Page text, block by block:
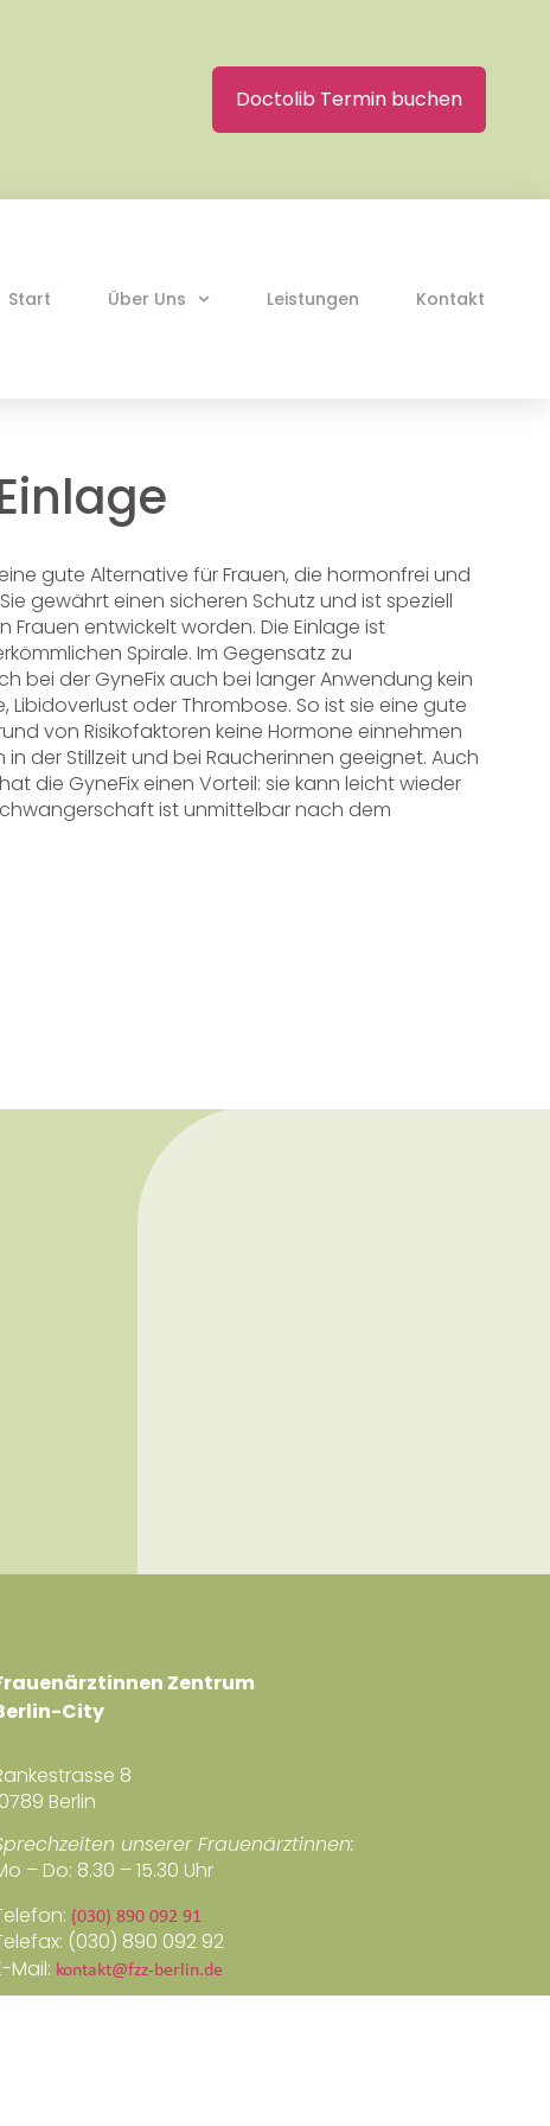
Doctolib Termin buchen
Start Über Uns Leistungen Kontakt
gute Alternative für Frauen, die hormonfrei und
gewährt einen sicheren Schutz und ist speziell
Frauen entwickelt worden. Die Einlage ist
Spirale. Im Gegensatz zu
bei der GyneFix auch bei langer Anwendung kein
Libidoverlust oder Thrombose. So ist sie eine gute
von Risikofaktoren keine Hormone einnehmen
der Stillzeit und bei Raucherinnen geeignet. Auch
die GyneFix einen Vorteil: sie kann leicht wieder
ist unmittelbar nach dem
Zentrum
City
8
Berlin
unserer Frauenärztinnen:
– Do: 8.30 – 15.30 Uhr
(030) 890 092 91
(030) 890 092 92
Mail: kontakt@fzz-berlin.de